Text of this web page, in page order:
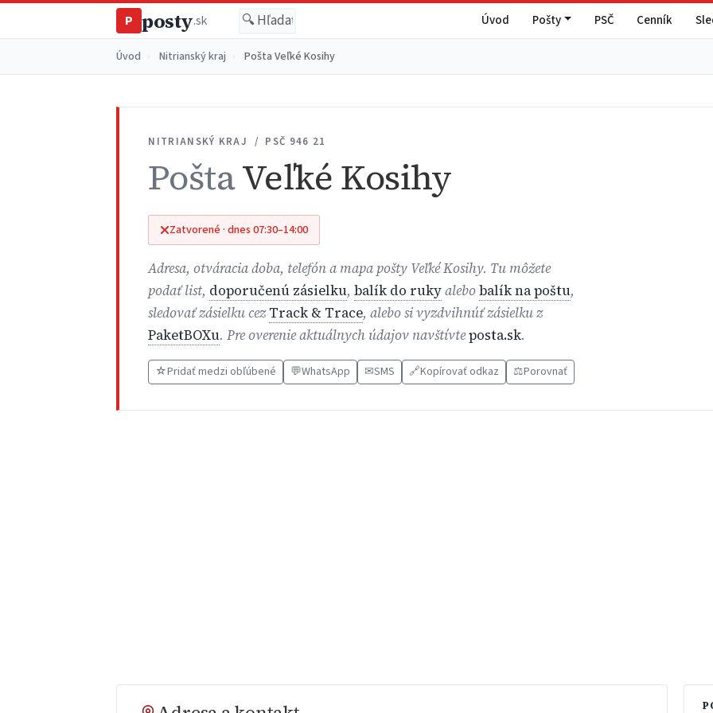
P posty.sk Úvod Pošty PSČ Cenník
Úvod Nitrianský kraj Pošta Veľké Kosihy
NITRIANSKÝ KRAJ / PSČ 946 21
PoštaVeľké Kosihy
Zatvorené · dnes 07:30–14:00
Adresa, otváracia doba, telefón a mapa pošty Veľké Kosihy. Tu môžete
podať list, doporučenú zásielku,balík do rukyalebobalík na poštu,
sledovať zásielku cezTrack & Trace, alebo si vyzdvihnúť zásielku z
PaketBOXu. Pre overenie aktuálnych údajov navštívteposta.sk.
☆Pridať medzi obľúbené 💬WhatsApp ✉SMS 🔗Kopírovať odkaz ⚖️Porovnať